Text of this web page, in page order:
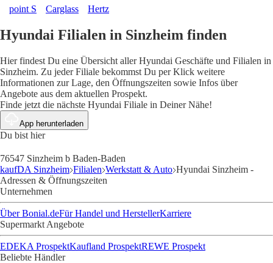
point S Carglass Hertz
Hyundai Filialen in Sinzheim finden
Hier findest Du eine Übersicht aller Hyundai Geschäfte und Filialen in
Sinzheim. Zu jeder Filiale bekommst Du per Klick weitere
Informationen zur Lage, den Öffnungszeiten sowie Infos über
Angebote aus dem aktuellen Prospekt.
Finde jetzt die nächste Hyundai Filiale in Deiner Nähe!
App herunterladen
Du bist hier
76547 Sinzheim b Baden-Baden
kaufDA Sinzheim Filialen Werkstatt & Auto Hyundai Sinzheim -
Adressen & Öffnungszeiten
Unternehmen
Über Bonial.deFür Handel und HerstellerKarriere
Supermarkt Angebote
EDEKA ProspektKaufland ProspektREWE Prospekt
Beliebte Händler